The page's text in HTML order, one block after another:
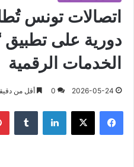
اتصالات تونس
الخدمات الرقمية
2026-05-24
0 أقل من
فيسبوك X لينكدإن